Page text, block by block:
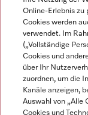
Miele auf Instagram
Miele auf
Online-Erlebnis zu
Cookies werden
verwendet. Im
(„Vollständige
Cookies und
über Ihr
zuordnen, um die
Kanäle anzeigen,
Auswahl von „Alle
Cookies und